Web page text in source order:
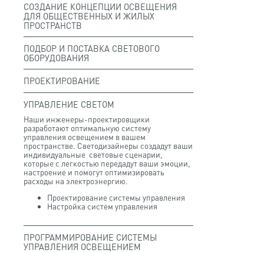
СОЗДАНИЕ КОНЦЕПЦИИ ОСВЕЩЕНИЯ
ДЛЯ ОБЩЕСТВЕННЫХ И ЖИЛЫХ
ПРОСТРАНСТВ
ПОДБОР И ПОСТАВКА СВЕТОВОГО
ОБОРУДОВАНИЯ
ПРОЕКТИРОВАНИЕ
УПРАВЛЕНИЕ СВЕТОМ
Наши инженеры-проектировщики
разработают оптимальную систему
управления освещением в вашем
пространстве. Светодизайнеры создадут ваши
индивидуальные световые сценарии,
которые с легкостью передадут ваши эмоции,
настроение и помогут оптимизировать
расходы на электроэнергию.
Проектирование системы управления
Настройка систем управления
ПРОГРАММИРОВАНИЕ СИСТЕМЫ
УПРАВЛЕНИЯ ОСВЕЩЕНИЕМ